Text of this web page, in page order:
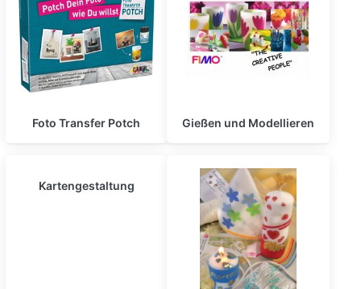
Foto Transfer Potch Gießen und Modellieren
Kartengestaltung